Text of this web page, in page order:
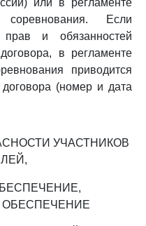
или в регламенте
соревнования. Если
прав и обязанностей
в регламенте
приводится
(номер и дата
УЧАСТНИКОВ